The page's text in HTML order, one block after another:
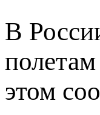
В
этом